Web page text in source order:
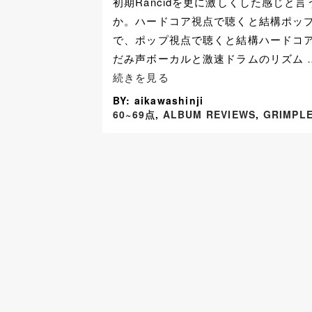
か。ハードコア視点で聴くと結構ポッ
で、ポップ視点で聴くと結構ハードコア
だみ声ボーカルと激速ドラムのリズム
続きを見る
BY: aikawashinji
60~69点, ALBUM REVIEWS, GRIMPLE